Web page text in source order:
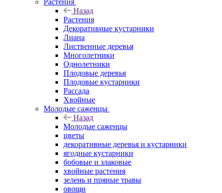
Назад
Растения
Декоративные кустарники
Лиана
Лиственные деревья
Многолетники
Однолетники
Плодовые деревья
Плодовые кустарники
Рассада
Хвойные
Молодые саженцы
Назад
Молодые саженцы
цветы
декоративные деревья и кустарники
ягодные кустарники
бобовые и злаковые
хвойные растения
зелень и пряные травы
овощи